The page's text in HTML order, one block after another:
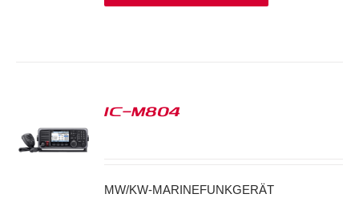
IC-M804
MW/KW-MARINEFUNKGERÄT